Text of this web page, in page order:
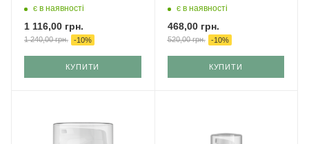
є в наявності
1 116,00 грн.
1 240,00грн. -10%
КУПИТИ
відновлення 150 мл
є в наявності
468,00грн.
520,00грн. -10%
КУПИТИ